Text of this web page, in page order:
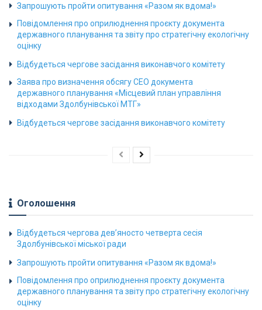
Запрошують пройти опитування «Разом як вдома!»
Повідомлення про оприлюднення проєкту документа
державного планування та звіту про стратегічну екологічну
оцінку
Відбудеться чергове засідання виконавчого комітету
Заява про визначення обсягу СЕО документа
державного планування «Місцевий план управління
відходами Здолбунівської МТГ»
Відбудеться чергове засідання виконавчого комітету
Оголошення
Відбудеться чергова дев’яносто четверта сесія
Здолбунівської міської ради
Запрошують пройти опитування «Разом як вдома!»
Повідомлення про оприлюднення проєкту документа
державного планування та звіту про стратегічну екологічну
оцінку